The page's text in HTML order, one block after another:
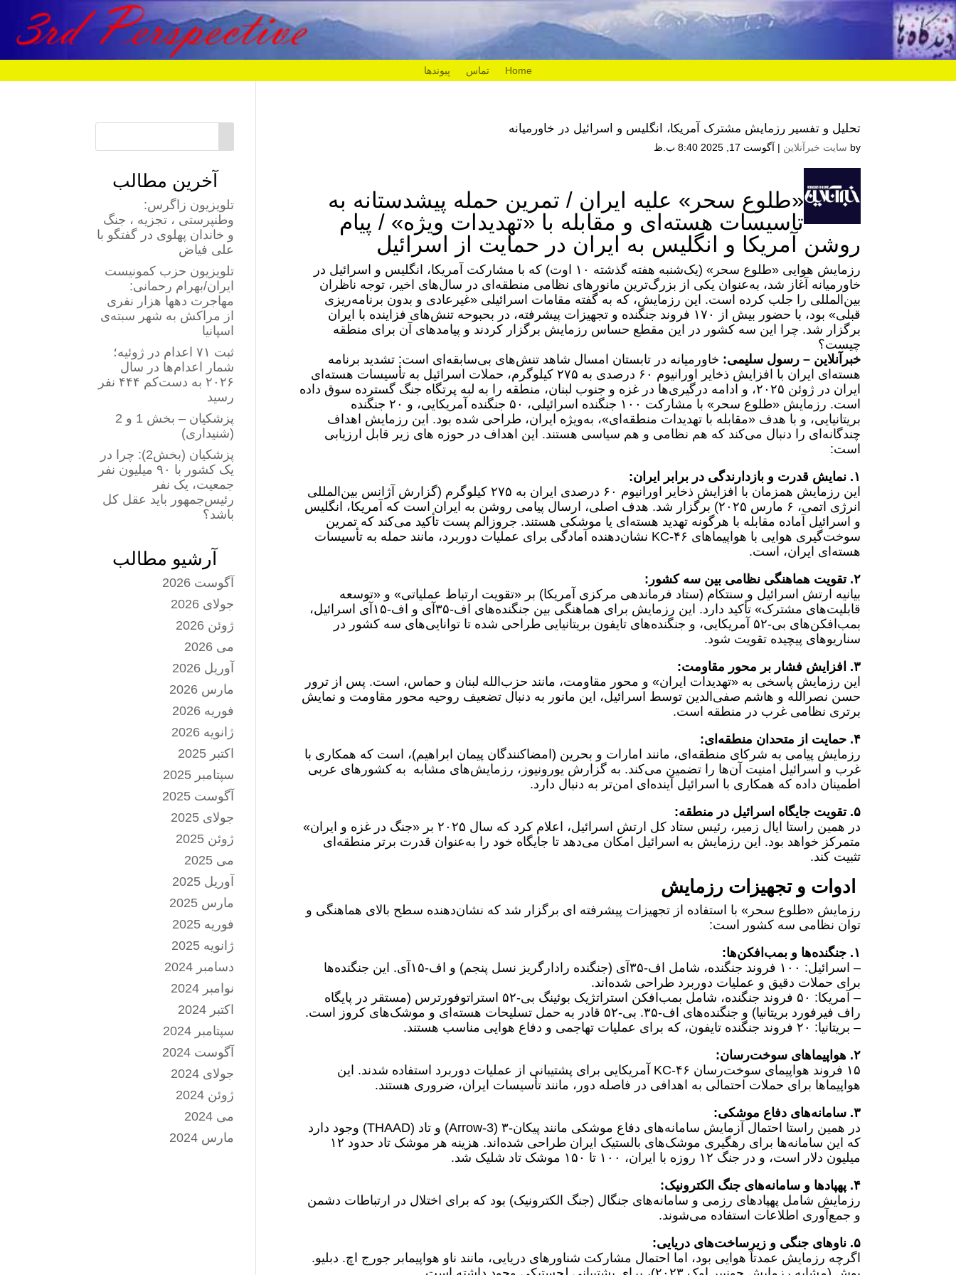
Home تماس پیوندها
تحلیل و تفسیر رزمایش مشترک آمریکا، انگلیس و اسرائیل در خاورمیانه
by سایت خبرآنلاین | آگوست 17, 2025 8:40 ب.ظ
«طلوع سحر» علیه ایران / تمرین حمله پیشدستانه به
تاسیسات هسته‌ای و مقابله با «تهدیدات ویژه» / پیام
روشن آمریکا و انگلیس به ایران در حمایت از اسرائیل
رزمایش هوایی «طلوع سحر» (یک‌شنبه هفته گذشته ۱۰ اوت) که با مشارکت آمریکا، انگلیس و اسرائیل در
خاورمیانه آغاز شد، به‌عنوان یکی از بزرگ‌ترین مانورهای نظامی منطقه‌ای در سال‌های اخیر، توجه ناظران
بین‌المللی را جلب کرده است. این رزمایش، که به گفته مقامات اسرائیلی «غیرعادی و بدون برنامه‌ریزی
قبلی» بود، با حضور بیش از ۱۷۰ فروند جنگنده و تجهیزات پیشرفته، در بحبوحه تنش‌های فزاینده با ایران
برگزار شد. چرا این سه کشور در این مقطع حساس رزمایش برگزار کردند و پیامدهای آن برای منطقه
چیست؟
خبرآنلاین – رسول سلیمی: خاورمیانه در تابستان امسال شاهد تنش‌های بی‌سابقه‌ای است: تشدید برنامه
هسته‌ای ایران با افزایش ذخایر اورانیوم ۶۰ درصدی به ۲۷۵ کیلوگرم، حملات اسرائیل به تأسیسات هسته‌ای
ایران در ژوئن ۲۰۲۵، و ادامه درگیری‌ها در غزه و جنوب لبنان، منطقه را به لبه پرتگاه جنگ گسترده سوق داده
است. رزمایش «طلوع سحر» با مشارکت ۱۰۰ جنگنده اسرائیلی، ۵۰ جنگنده آمریکایی، و ۲۰ جنگنده
بریتانیایی، و با هدف «مقابله با تهدیدات منطقه‌ای»، به‌ویژه ایران، طراحی شده بود. این رزمایش اهداف
چندگانه‌ای را دنبال می‌کند که هم نظامی و هم سیاسی هستند. این اهداف در حوزه های زیر قابل ارزیابی
است:
۱. نمایش قدرت و بازدارندگی در برابر ایران:
این رزمایش همزمان با افزایش ذخایر اورانیوم ۶۰ درصدی ایران به ۲۷۵ کیلوگرم (گزارش آژانس بین‌المللی
انرژی اتمی، ۶ مارس ۲۰۲۵) برگزار شد. هدف اصلی، ارسال پیامی روشن به ایران است که آمریکا، انگلیس
و اسرائیل آماده مقابله با هرگونه تهدید هسته‌ای یا موشکی هستند. جروزالم پست تأکید می‌کند که تمرین
سوخت‌گیری هوایی با هواپیماهای KC-۴۶ نشان‌دهنده آمادگی برای عملیات دوربرد، مانند حمله به تأسیسات
هسته‌ای ایران، است.
۲. تقویت هماهنگی نظامی بین سه کشور:
بیانیه ارتش اسرائیل و سنتکام (ستاد فرماندهی مرکزی آمریکا) بر «تقویت ارتباط عملیاتی» و «توسعه
قابلیت‌های مشترک» تأکید دارد. این رزمایش برای هماهنگی بین جنگنده‌های اف-۳۵آی و اف-۱۵آی اسرائیل،
بمب‌افکن‌های بی-۵۲ آمریکایی، و جنگنده‌های تایفون بریتانیایی طراحی شده تا توانایی‌های سه کشور در
سناریوهای پیچیده تقویت شود.
۳. افزایش فشار بر محور مقاومت:
این رزمایش پاسخی به «تهدیدات ایران» و محور مقاومت، مانند حزب‌الله لبنان و حماس، است. پس از ترور
حسن نصرالله و هاشم صفی‌الدین توسط اسرائیل، این مانور به دنبال تضعیف روحیه محور مقاومت و نمایش
برتری نظامی غرب در منطقه است.
۴. حمایت از متحدان منطقه‌ای:
رزمایش پیامی به شرکای منطقه‌ای، مانند امارات و بحرین (امضاکنندگان پیمان ابراهیم)، است که همکاری با
غرب و اسرائیل امنیت آن‌ها را تضمین می‌کند. به گزارش یورونیوز، رزمایش‌های مشابه به کشورهای عربی
اطمینان داده که همکاری با اسرائیل آینده‌ای امن‌تر به دنبال دارد.
۵. تقویت جایگاه اسرائیل در منطقه:
در همین راستا ایال زمیر، رئیس ستاد کل ارتش اسرائیل، اعلام کرد که سال ۲۰۲۵ بر «جنگ در غزه و ایران»
متمرکز خواهد بود. این رزمایش به اسرائیل امکان می‌دهد تا جایگاه خود را به‌عنوان قدرت برتر منطقه‌ای
تثبیت کند.
ادوات و تجهیزات رزمایش
رزمایش «طلوع سحر» با استفاده از تجهیزات پیشرفته ای برگزار شد که نشان‌دهنده سطح بالای هماهنگی و
توان نظامی سه کشور است:
۱. جنگنده‌ها و بمب‌افکن‌ها:
– اسرائیل: ۱۰۰ فروند جنگنده، شامل اف-۳۵آی (جنگنده رادارگریز نسل پنجم) و اف-۱۵آی. این جنگنده‌ها
برای حملات دقیق و عملیات دوربرد طراحی شده‌اند.
– آمریکا: ۵۰ فروند جنگنده، شامل بمب‌افکن استراتژیک بوئینگ بی-۵۲ استراتوفورترس (مستقر در پایگاه
راف فیرفورد بریتانیا) و جنگنده‌های اف-۳۵. بی-۵۲ قادر به حمل تسلیحات هسته‌ای و موشک‌های کروز است.
– بریتانیا: ۲۰ فروند جنگنده تایفون، که برای عملیات تهاجمی و دفاع هوایی مناسب هستند.
۲. هواپیماهای سوخت‌رسان:
۱۵ فروند هواپیمای سوخت‌رسان KC-۴۶ آمریکایی برای پشتیبانی از عملیات دوربرد استفاده شدند. این
هواپیماها برای حملات احتمالی به اهدافی در فاصله دور، مانند تأسیسات ایران، ضروری هستند.
۳. سامانه‌های دفاع موشکی:
در همین راستا احتمال آزمایش سامانه‌های دفاع موشکی مانند پیکان-۳ (Arrow-3) و تاد (THAAD) وجود دارد
که این سامانه‌ها برای رهگیری موشک‌های بالستیک ایران طراحی شده‌اند. هزینه هر موشک تاد حدود ۱۲
میلیون دلار است، و در جنگ ۱۲ روزه با ایران، ۱۰۰ تا ۱۵۰ موشک تاد شلیک شد.
۴. پهپادها و سامانه‌های جنگ الکترونیک:
رزمایش شامل پهپادهای رزمی و سامانه‌های جنگال (جنگ الکترونیک) بود که برای اختلال در ارتباطات دشمن
و جمع‌آوری اطلاعات استفاده می‌شوند.
۵. ناوهای جنگی و زیرساخت‌های دریایی:
اگرچه رزمایش عمدتاً هوایی بود، اما احتمال مشارکت شناورهای دریایی، مانند ناو هواپیمابر جورج اچ. دبلیو.
آخرین مطالب
تلویزیون زاگرس:
وطنپرستی ، تجزیه ، جنگ
و خاندان پهلوی در گفتگو با
علی فیاض
تلویزیون حزب کمونیست
ایران/بهرام رحمانی:
مهاجرت دهها هزار نفری
از مراکش به شهر سبته‌ی
اسپانیا
ثبت ۷۱ اعدام در ژوئیه؛
شمار اعدام‌ها در سال
۲۰۲۶ به دست‌کم ۴۴۴ نفر
رسید
پزشکیان – بخش 1 و 2
(شنیداری)
پزشکیان (بخش2): چرا در
یک کشور با ۹۰ میلیون نفر
جمعیت، یک نفر
رئیس‌جمهور باید عقل کل
باشد؟
آرشیو مطالب
آگوست 2026
جولای 2026
ژوئن 2026
می 2026
آوریل 2026
مارس 2026
فوریه 2026
ژانویه 2026
اکتبر 2025
سپتامبر 2025
آگوست 2025
جولای 2025
ژوئن 2025
می 2025
آوریل 2025
مارس 2025
فوریه 2025
ژانویه 2025
دسامبر 2024
نوامبر 2024
اکتبر 2024
سپتامبر 2024
آگوست 2024
جولای 2024
ژوئن 2024
می 2024
مارس 2024